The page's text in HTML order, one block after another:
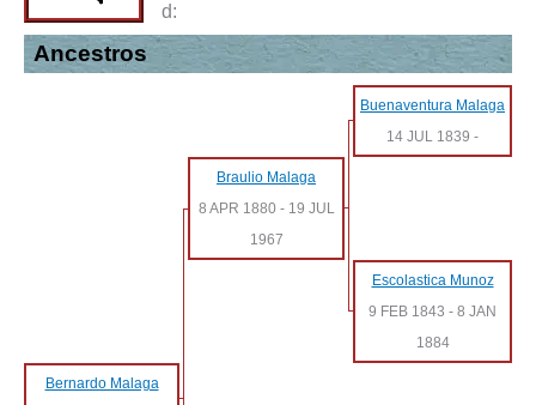
d:
Ancestros
Buenaventura Malaga
14 JUL 1839 -
Braulio Malaga
8 APR 1880- 19 JUL
1967
Escolastica Munoz
9 FEB 1843 - 8 JAN
1884
Bernardo Malaga